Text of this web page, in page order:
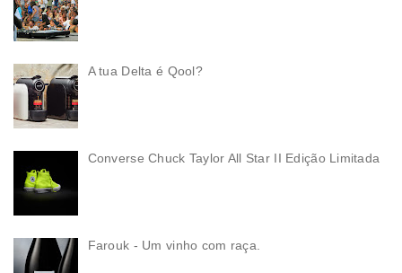
A tua Delta é Qool?
Converse Chuck Taylor All Star II Edição Limitada
Farouk - Um vinho com raça.